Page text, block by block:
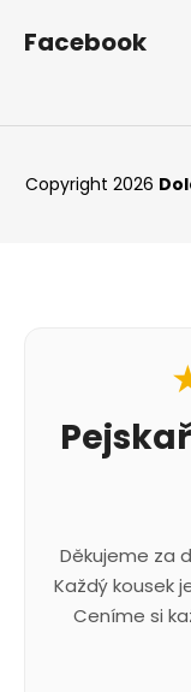
Facebook
Copyright 2026
Děkujeme za
Každý kousek
Ceníme si